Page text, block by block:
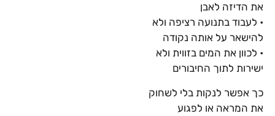
את הדיזה לאבן
• לעבוד בתנועה רציפה ולא
להישאר על אותה נקודה
• לכוון את המים בזווית ולא
ישירות לתוך החיבורים
כך אפשר לנקות בלי לשחוק
את המראה או לפגוע